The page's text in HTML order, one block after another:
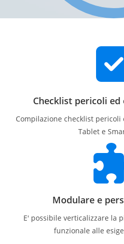
Checklist pericoli
Compilazione checklist pericoli
Tablet e
Modulare e
E' possibile verticalizzare la
funzionale alle